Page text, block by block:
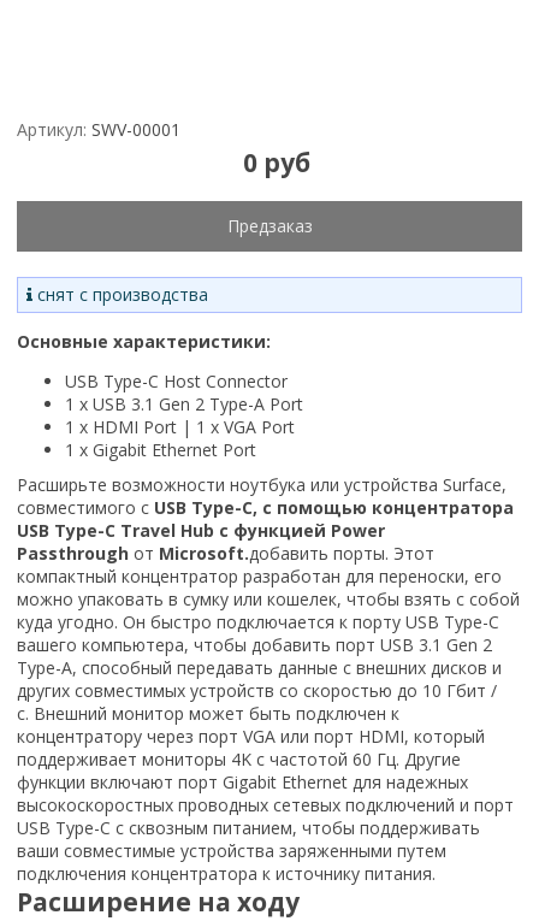
Артикул: SWV-00001
0 руб
Предзаказ
снят с производства
Основные характеристики:
USB Type-C Host Connector
1 x USB 3.1 Gen 2 Type-A Port
1 x HDMI Port | 1 x VGA Port
1 x Gigabit Ethernet Port
Расширьте возможности ноутбука или устройства Surface,
совместимого с USB Type-C, с помощью концентратора
USB Type-C Travel Hub с функцией Power
Passthrough от Microsoft.добавить порты. Этот
компактный концентратор разработан для переноски, его
можно упаковать в сумку или кошелек, чтобы взять с собой
куда угодно. Он быстро подключается к порту USB Type-C
вашего компьютера, чтобы добавить порт USB 3.1 Gen 2
Type-A, способный передавать данные с внешних дисков и
других совместимых устройств со скоростью до 10 Гбит /
с. Внешний монитор может быть подключен к
концентратору через порт VGA или порт HDMI, который
поддерживает мониторы 4K с частотой 60 Гц. Другие
функции включают порт Gigabit Ethernet для надежных
высокоскоростных проводных сетевых подключений и порт
USB Type-C с сквозным питанием, чтобы поддерживать
ваши совместимые устройства заряженными путем
подключения концентратора к источнику питания.
Расширение на ходу